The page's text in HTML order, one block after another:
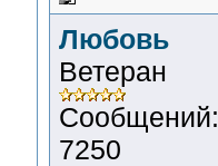
Любовь
Ветеран
Сообщений:
7250